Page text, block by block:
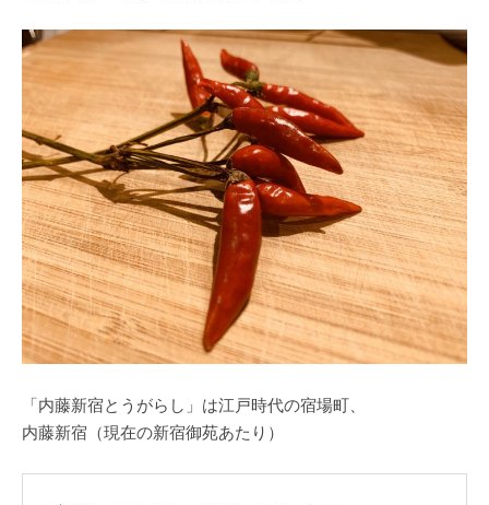
「内藤新宿とうがらし」は江戸時代の宿場町、
内藤新宿（現在の新宿御苑あたり）